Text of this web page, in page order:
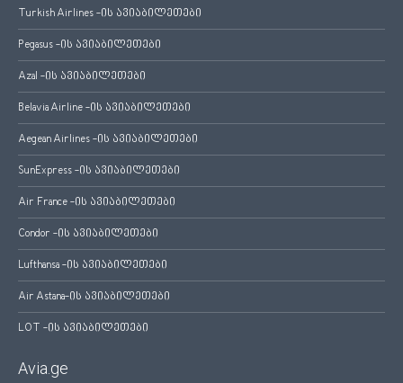
Turkish Airlines -ის ავიაბილეთები
Pegasus -ის ავიაბილეთები
Azal -ის ავიაბილეთები
Belavia Airline -ის ავიაბილეთები
Aegean Airlines -ის ავიაბილეთები
SunExpress -ის ავიაბილეთები
Air France -ის ავიაბილეთები
Condor -ის ავიაბილეთები
Lufthansa -ის ავიაბილეთები
Air Astana-ის ავიაბილეთები
LOT -ის ავიაბილეთები
Avia.ge